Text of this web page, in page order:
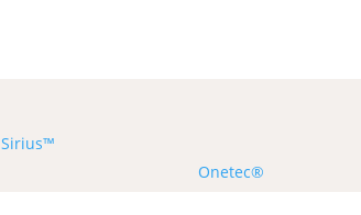
Sirius™
Onetec®